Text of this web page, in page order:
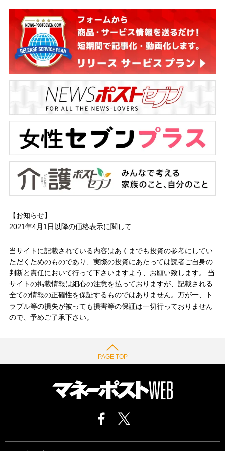
【お知らせ】
2021年4月1日以降の価格表示に関して
当サイトに記載されている内容はあくまでも投資の参考にしてい
ただくためのものであり、実際の投資にあたっては読者ご自身の
判断と責任において行って下さいますよう、お願い致します。 当
サイトの掲載情報は細心の注意を払っておりますが、記載される
全ての情報の正確性を保証するものではありません。万が一、ト
ラブル等の損失が被っても損害等の保証は一切行っておりません
ので、予めご了承下さい。
PAGE TOP